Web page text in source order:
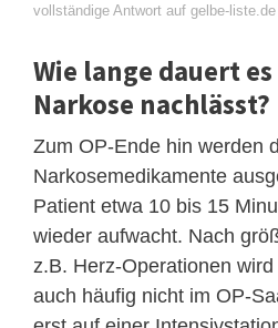
vollständige Antwort auf gelbe-
Wie lange dauert
Narkose nachlässt?
Zum OP-Ende hin werden
Narkosemedikamente
Patient etwa 10 bis 15
wieder aufwacht. Nach
z.B. Herz-Operationen
auch häufig nicht im OP-